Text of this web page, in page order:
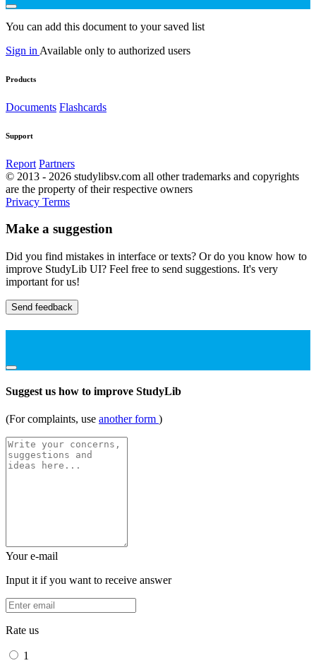
You can add this document to your saved list
Sign in Available only to authorized users
Products
Documents Flashcards
Support
Report Partners
© 2013 - 2026 studylibsv.com all other trademarks and copyrights
are the property of their respective owners
Privacy Terms
Make a suggestion
Did you find mistakes in interface or texts? Or do you know how to
improve StudyLib UI? Feel free to send suggestions. It's very
important for us!
Send feedback
Suggest us how to improve StudyLib
(For complaints, use another form )
Your e-mail
Input it if you want to receive answer
Rate us
1